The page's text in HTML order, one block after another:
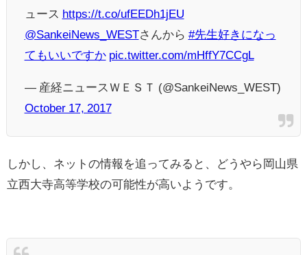
ュース https://t.co/ufEEDh1jEU
@SankeiNews_WESTさんから #先生好きになっ
てもいいですか pic.twitter.com/mHffY7CCgL
— 産経ニュースＷＥＳＴ (@SankeiNews_WEST)
October 17, 2017
しかし、ネットの情報を追ってみると、どうやら岡山県
立西大寺高等学校の可能性が高いようです。